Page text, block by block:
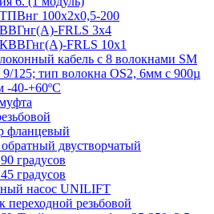
100х2х0,5-200
FRLS 3х4
FRLS 10х1
кабель с 8 волокнами SM
125; тип волокна OS2, 6мм с 900µ
-40-+60ºC
фланцевый
двустворчатый
градусов
градусов
насос UNILIFT
переходной резьбовой